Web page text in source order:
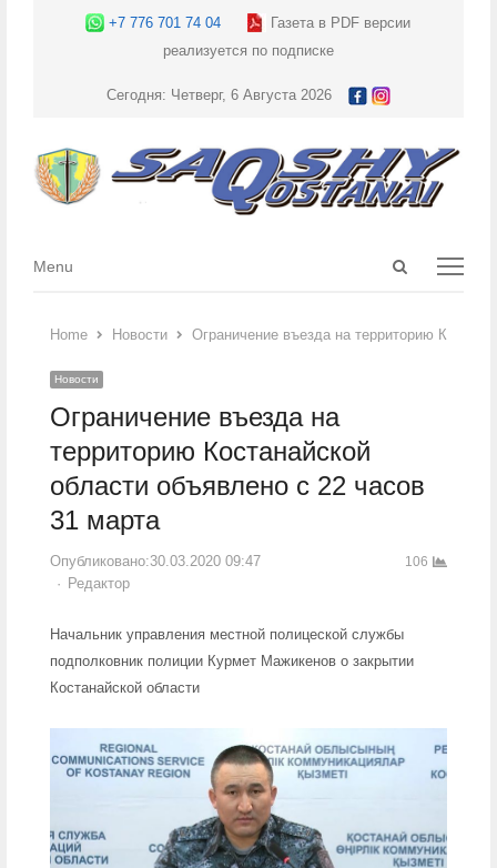
+7 776 701 74 04
Газета в PDF версии
реализуется по подписке
Сегодня: Четверг, 6 Августа 2026
Open
Menu
Menu
Home Новости Ограничение въезда на территорию
Новости
Ограничение въезда на
территорию Костанайской
области объявлено с 22 часов
31 марта
Опубликовано:30.03.2020 09:47
Author
Редактор
106
Начальник управления местной полицеской службы
подполковник полиции Курмет Мажикенов о закрытии
Костанайской области